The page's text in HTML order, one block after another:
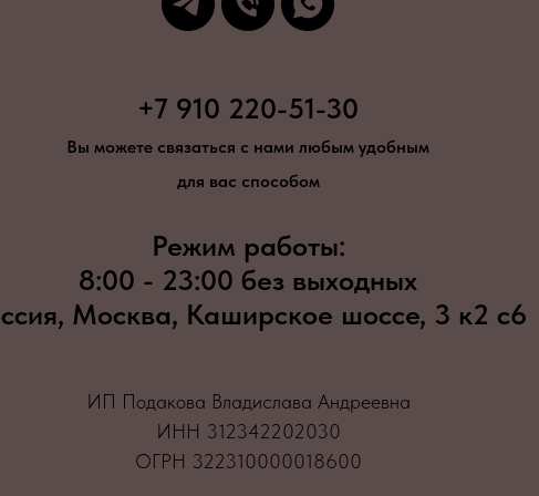
+7 910 220-51-30
Вы можете связаться с нами любым удобным
для вас способом
Режим работы:
8:00 - 23:00 без выходных
Москва, Каширское шоссе, 3 к2 с6
ИП Подакова Владислава Андреевна
ИНН 312342202030
ОГРН 322310000018600